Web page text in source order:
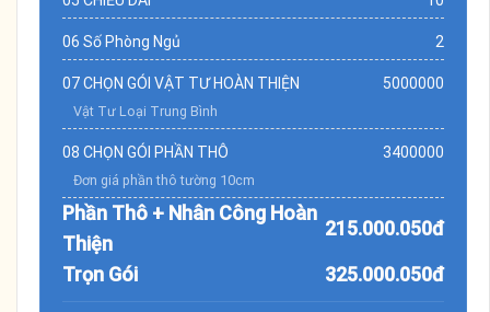
06 Số Phòng Ngủ 2
07 CHỌN GÓI VẬT TƯ HOÀN THIỆN
Vật Tư Loại Trung Bình
5000000
08 CHỌN GÓI PHẦN THÔ
Đơn giá phần thô tường 10cm
3400000
Phần Thô + Nhân Công Hoàn
Thiện
215.000.050đ
Trọn Gói
325.000.050đ